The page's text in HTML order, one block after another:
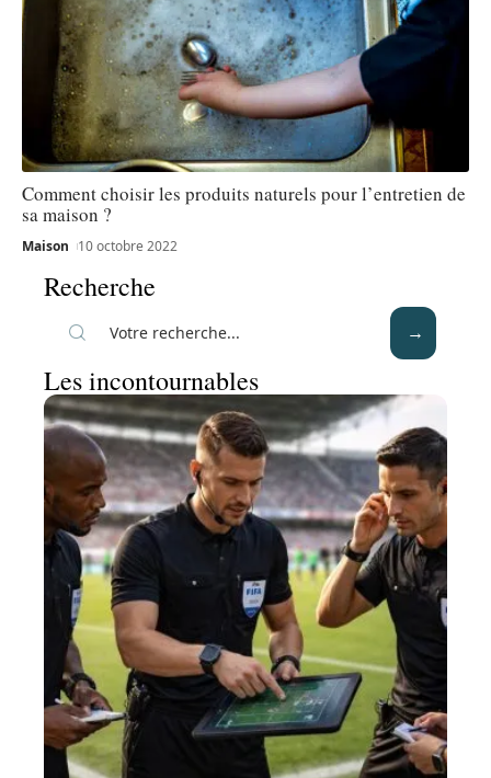
Comment choisir les produits naturels pour l’entretien de
sa maison ?
Maison 10 octobre 2022
Recherche
Les incontournables